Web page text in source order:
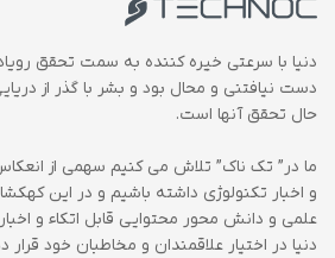
دنیا با سرعتی خیره کننده به سمت تحقق
دست نیافتنی و محال بود و بشر با گذر از
حال تحقق آنها است.
ما در” تک ناک” تلاش می کنیم سهمی از
و اخبار تکنولوژی داشته باشیم و در این
علمی و دانش محور محتوایی قابل اتکاء و
دنیا در اختیار علاقمندان و مخاطبان خود قرار